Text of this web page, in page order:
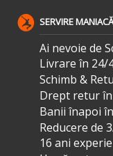
SERVIRE MANIACĂ
Ai nevoie de
Livrare în 24/
Schimb &
Drept retur în
Banii înapoi
Reducere de
16 ani